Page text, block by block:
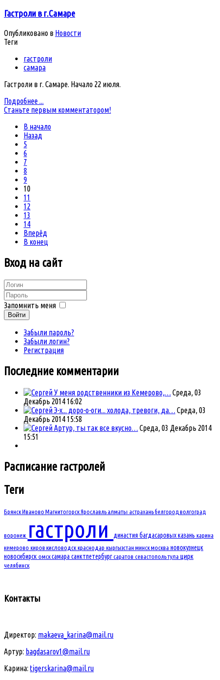
Гастроли в г.Самаре
Опубликовано в Новости
Теги
гастроли
самара
Гастроли в г. Самаре. Начало 22 июля.
Подробнее ...
Станьте первым комментатором!
В начало
Назад
5
6
7
8
9
10
11
12
13
14
Вперёд
В конец
Вход на сайт
Запомнить меня
Войти
Забыли пароль?
Забыли логин?
Регистрация
Последние комментарии
У меня родственники из Кемерово,… Среда, 03
Декабрь 2014 16:02
Э-х... доро-о-оги... холода, тревоги, да… Среда, 03
Декабрь 2014 15:58
Артур, ты так все вкусно… Среда, 03 Декабрь 2014
15:51
Расписание гастролей
Теги
БрянскИваново МагнитогорскЯрославльалматы астраханьбелгород волгоград
воронеж гастроли династия багдасаровыхказань карина
кемерово киров кисловодск краснодар кыргызстан минскмосква новокузнецк
новосибирск омсксамара санктпетербургсаратов севастопольтула цирк
челябинск
Контакты
Директор: makaeva_karina@mail.ru
Артур: bagdasarov1@mail.ru
Карина: tigerskarina@mail.ru